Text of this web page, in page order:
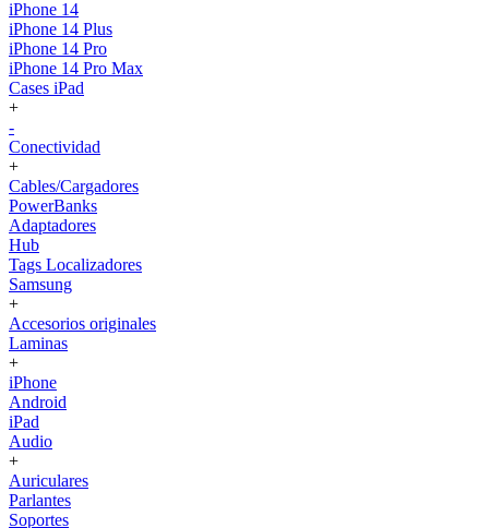
iPhone 14
iPhone 14 Plus
iPhone 14 Pro
iPhone 14 Pro Max
Cases iPad
+
-
Conectividad
+
Cables/Cargadores
PowerBanks
Adaptadores
Hub
Tags Localizadores
Samsung
+
Accesorios originales
Laminas
+
iPhone
Android
iPad
Audio
+
Auriculares
Parlantes
Soportes